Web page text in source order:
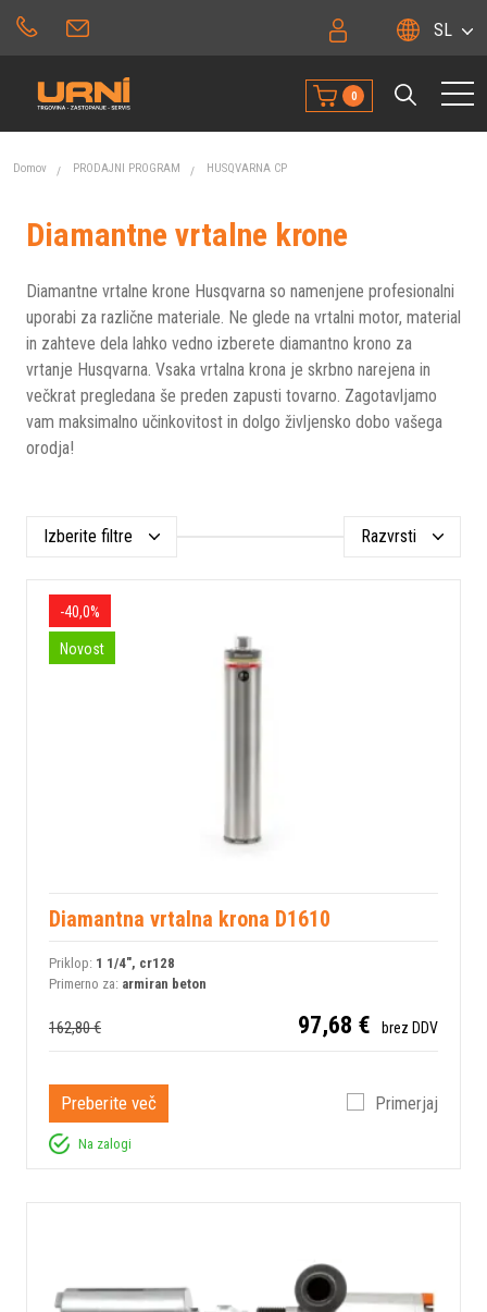
SL
0
Domov PRODAJNI PROGRAM HUSQVARNA CP
Diamantne vrtalne krone
Diamantne vrtalne krone Husqvarna so namenjene profesionalni
uporabi za različne materiale. Ne glede na vrtalni motor, material
in zahteve dela lahko vedno izberete diamantno krono za
vrtanje Husqvarna. Vsaka vrtalna krona je skrbno narejena in
večkrat pregledana še preden zapusti tovarno. Zagotavljamo
vam maksimalno učinkovitost in dolgo življensko dobo vašega
orodja!
Izberite filtre Razvrsti
-40,0%
Novost
Diamantna vrtalna krona D1610
Priklop: 1 1/4", cr128
Primerno za: armiran beton
162,80 € 97,68 € brez DDV
Preberite več Primerjaj
Na zalogi